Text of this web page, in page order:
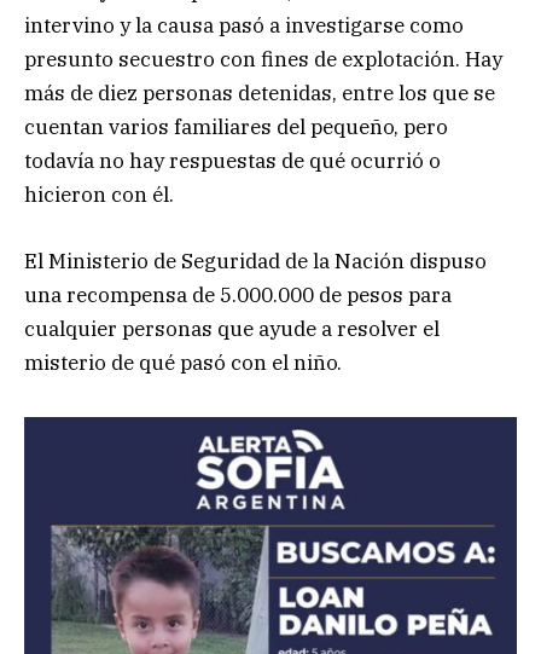
intervino y la causa pasó a investigarse como
presunto secuestro con fines de explotación. Hay
más de diez personas detenidas, entre los que se
cuentan varios familiares del pequeño, pero
todavía no hay respuestas de qué ocurrió o
hicieron con él.
El Ministerio de Seguridad de la Nación dispuso
una recompensa de 5.000.000 de pesos para
cualquier personas que ayude a resolver el
misterio de qué pasó con el niño.